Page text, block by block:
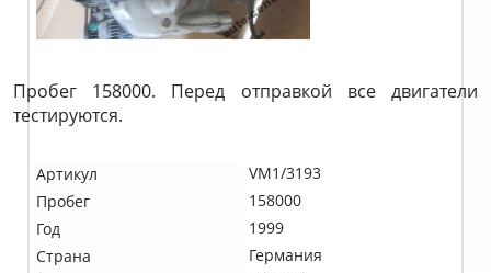
Пробег 158000. Перед отправкой все двигатели
тестируются.
Артикул
VM1/3193
Пробег
158000
Год
1999
Страна
Германия